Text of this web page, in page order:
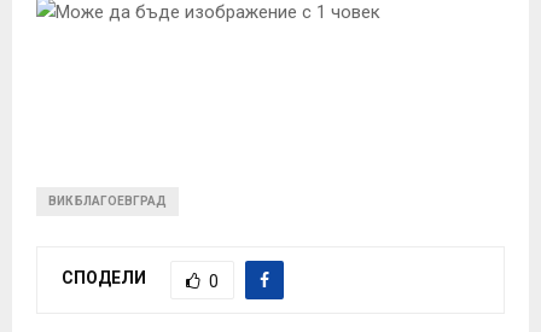
ВИК БЛАГОЕВГРАД
СПОДЕЛИ 0